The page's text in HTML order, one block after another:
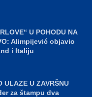
U POHODU NA
Alimpijević objavio
i Italiju
ULAZE U ZAVRŠNU
za štampu dva